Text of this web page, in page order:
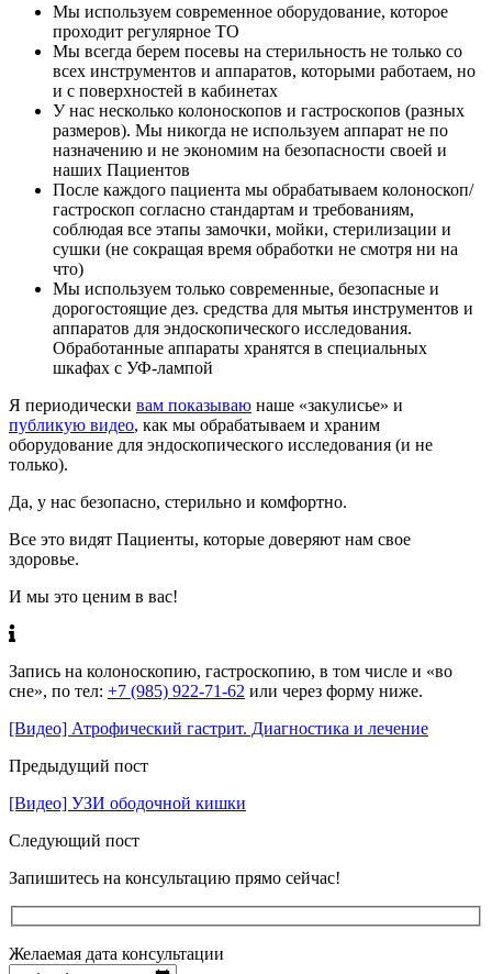
Мы используем современное оборудование, которое
проходит регулярное ТО
Мы всегда берем посевы на стерильность не только со
всех инструментов и аппаратов, которыми работаем, но
и с поверхностей в кабинетах
У нас несколько колоноскопов и гастроскопов (разных
размеров). Мы никогда не используем аппарат не по
назначению и не экономим на безопасности своей и
наших Пациентов
После каждого пациента мы обрабатываем колоноскоп/
гастроскоп согласно стандартам и требованиям,
соблюдая все этапы замочки, мойки, стерилизации и
сушки (не сокращая время обработки не смотря ни на
что)
Мы используем только современные, безопасные и
дорогостоящие дез. средства для мытья инструментов и
аппаратов для эндоскопического исследования.
Обработанные аппараты хранятся в специальных
шкафах с УФ-лампой
Я периодически вам показываю наше «закулисье» и
публикую видео, как мы обрабатываем и храним
оборудование для эндоскопического исследования (и не
только).
Да, у нас безопасно, стерильно и комфортно.
Все это видят Пациенты, которые доверяют нам свое
здоровье.
И мы это ценим в вас!
Запись на колоноскопию, гастроскопию, в том числе и «во
сне», по тел: +7 (985) 922-71-62 или через форму ниже.
[Видео] Атрофический гастрит. Диагностика и лечение
Предыдущий пост
[Видео] УЗИ ободочной кишки
Следующий пост
Запишитесь на консультацию прямо сейчас!
Желаемая дата консультации